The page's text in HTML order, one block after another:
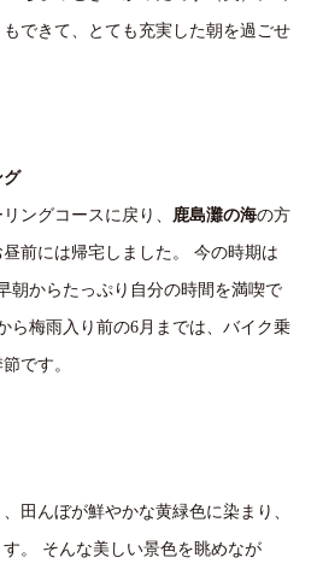
できて、とても充実した朝を過ごせ
グ
ングコースに戻り、 鹿島灘の海の方
前には帰宅しました。 今の時期は
朝からたっぷり自分の時間を満喫で
ら梅雨入り前の6月までは、バイク乗
です。
田んぼが鮮やかな黄緑色に染まり、
。 そんな美しい景色を眺めなが